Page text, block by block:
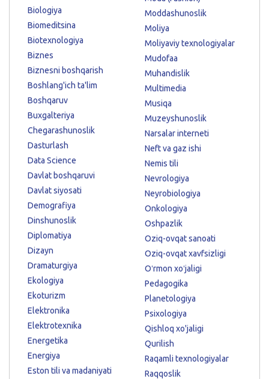
Biologiya
Biomeditsina
Biotexnologiya
Biznes
Biznesni boshqarish
Boshlang'ich ta'lim
Boshqaruv
Buxgalteriya
Chegarashunoslik
Dasturlash
Data Science
Davlat boshqaruvi
Davlat siyosati
Demografiya
Dinshunoslik
Diplomatiya
Dizayn
Dramaturgiya
Ekologiya
Ekoturizm
Elektronika
Elektrotexnika
Energetika
Energiya
Eston tili va madaniyati
Moddashunoslik
Moliya
Moliyaviy texnologiyalar
Mudofaa
Muhandislik
Multimedia
Musiqa
Muzeyshunoslik
Narsalar interneti
Neft va gaz ishi
Nemis tili
Nevrologiya
Neyrobiologiya
Onkologiya
Oshpazlik
Oziq-ovqat sanoati
Oziq-ovqat xavfsizligi
Oʻrmon xoʻjaligi
Pedagogika
Planetologiya
Psixologiya
Qishloq xo'jaligi
Qurilish
Raqamli texnologiyalar
Raqqoslik